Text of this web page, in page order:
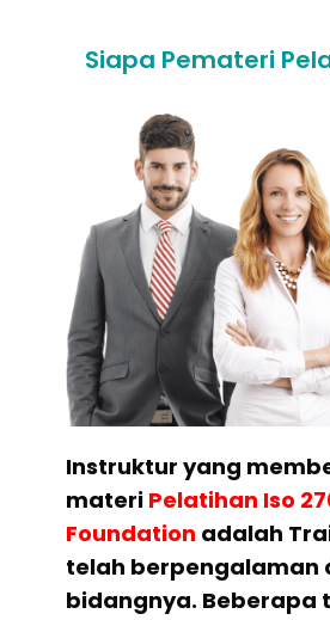
Siapa Pemateri
Instruktur yang
materi Pelatihan Iso
Foundation adalah
telah berpengalaman
bidangnya. Beberapa